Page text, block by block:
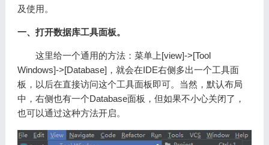
及使用。
一、打开数据库工具面板。
这里给一个通用的方法：菜单上[view]->[Tool
Windows]->[Database]，就会在IDE右侧多出一个工具面
板，以后在直接访问这个工具面板即可。当然，默认布局
中，右侧也有一个Database面板，但如果不小心关闭了，
也可以通过这种方法开启。